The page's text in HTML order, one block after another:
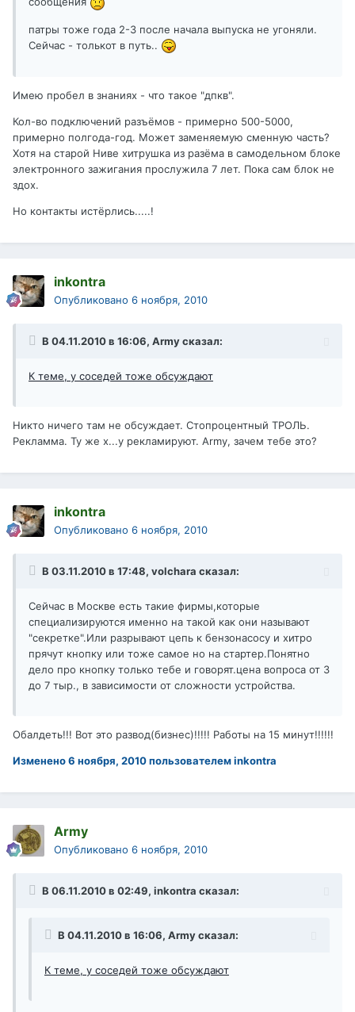
патры тоже года 2-3 после начала выпуска не угоняли.
Сейчас - толькот в путь..
Имею пробел в знаниях - что такое "дпкв".
Кол-во подключений разъёмов - примерно 500-5000,
примерно полгода-год. Может заменяемую сменную часть?
Хотя на старой Ниве хитрушка из разёма в самодельном блоке
электронного зажигания прослужила 7 лет. Пока сам блок не
здох.
Но контакты истёрлись.....!
inkontra
Опубликовано 6 ноября, 2010
В 04.11.2010 в 16:06, Army сказал:
К теме, у соседей тоже обсуждают
Никто ничего там не обсуждает. Стопроцентный ТРОЛЬ.
Рекламма. Ту же х...у рекламируют. Army, зачем тебе это?
inkontra
Опубликовано 6 ноября, 2010
В 03.11.2010 в 17:48, volchara сказал:
Сейчас в Москве есть такие фирмы,которые
специализируются именно на такой как они называют
"секретке".Или разрывают цепь к бензонасосу и хитро
прячут кнопку или тоже самое но на стартер.Понятно
дело про кнопку только тебе и говорят.цена вопроса от 3
до 7 тыр., в зависимости от сложности устройства.
Обалдеть!!! Вот это развод(бизнес)!!!!! Работы на 15 минут!!!!!!
Изменено6 ноября, 2010пользователем inkontra
Army
Опубликовано 6 ноября, 2010
В 06.11.2010 в 02:49, inkontra сказал:
В 04.11.2010 в 16:06, Army сказал:
К теме, у соседей тоже обсуждают